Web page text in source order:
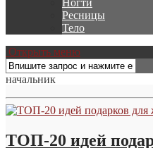
Ногти
Ресницы
Тело
Открыть меню
начальник
ТОП-20 идей